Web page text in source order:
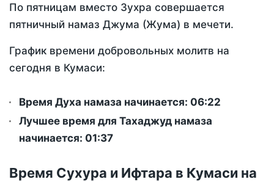
По пятницам вместо Зухра совершается
пятничный намаз Джума (Жума) в мечети.
График времени добровольных молитв на
сегодня в Кумаси:
Время Духа намаза начинается: 06:22
Лучшее время для Тахаджуд намаза
начинается: 01:37
Время Сухура и Ифтара в Кумаси на